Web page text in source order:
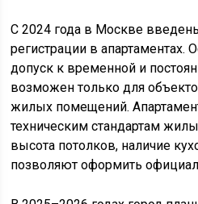
С 2024 года в Москве
регистрации в апартаментах.
допуск к временной и
возможен только для
жилых помещений.
техническим стандартам
высота потолков, наличие
позволяют оформить